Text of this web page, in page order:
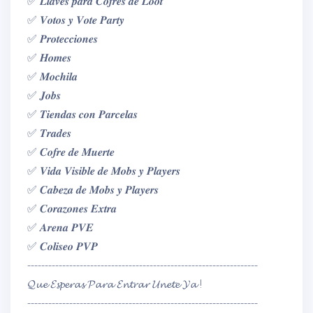
✅ 𝑽𝒐𝒕𝒐𝒔 𝒚 𝑽𝒐𝒕𝒆 𝑷𝒂𝒓𝒕𝒚
✅ 𝑷𝒓𝒐𝒕𝒆𝒄𝒄𝒊𝒐𝒏𝒆𝒔
✅ 𝑯𝒐𝒎𝒆𝒔
✅ 𝑴𝒐𝒄𝒉𝒊𝒍𝒂
✅ 𝑱𝒐𝒃𝒔
✅ 𝑻𝒊𝒆𝒏𝒅𝒂𝒔 𝒄𝒐𝒏 𝑷𝒂𝒓𝒄𝒆𝒍𝒂𝒔
✅ 𝑻𝒓𝒂𝒅𝒆𝒔
✅ 𝑪𝒐𝒇𝒓𝒆 𝒅𝒆 𝑴𝒖𝒆𝒓𝒕𝒆
✅ 𝑽𝒊𝒅𝒂 𝑽𝒊𝒔𝒊𝒃𝒍𝒆 𝒅𝒆 𝑴𝒐𝒃𝒔 𝒚 𝑷𝒍𝒂𝒚𝒆𝒓𝒔
✅ 𝑪𝒂𝒃𝒆𝒛𝒂 𝒅𝒆 𝑴𝒐𝒃𝒔 𝒚 𝑷𝒍𝒂𝒚𝒆𝒓𝒔
✅ 𝑪𝒐𝒓𝒂𝒛𝒐𝒏𝒆𝒔 𝑬𝒙𝒕𝒓𝒂
✅ 𝑨𝒓𝒆𝒏𝒂 𝑷𝑽𝑬
✅ 𝑪𝒐𝒍𝒊𝒔𝒆𝒐 𝑷𝑽𝑷
------------------------------------------------------------------
𝓠𝓾𝓮 𝓔𝓼𝓹𝓮𝓻𝓪𝓼 𝓟𝓪𝓻𝓪 𝓔𝓷𝓽𝓻𝓪𝓻 𝓤𝓷𝓮𝓽𝓮 𝓨𝓪 !
------------------------------------------------------------------